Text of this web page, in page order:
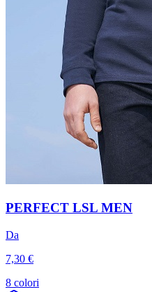
PERFECT LSL MEN
Da
7,30 €
8 colori